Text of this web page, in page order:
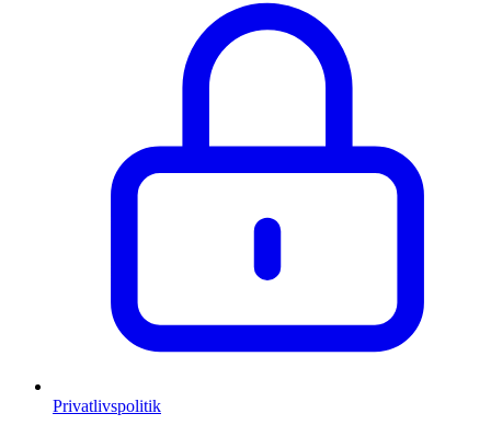
Privatlivspolitik